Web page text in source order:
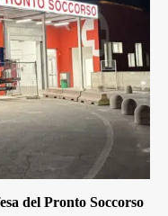
del Pronto Soccorso